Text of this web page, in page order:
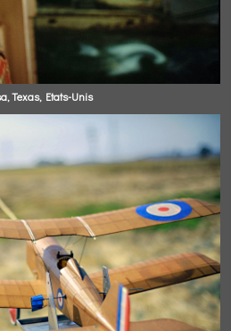
Texas, Etats-Unis